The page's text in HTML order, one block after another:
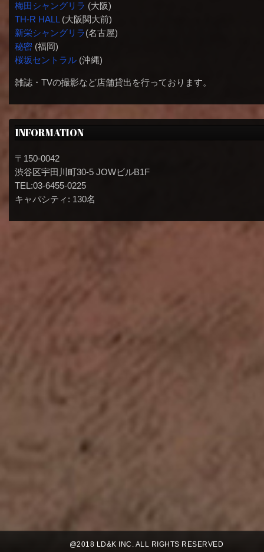
梅田シャングリラ (大阪)
TH-R HALL(大阪関大前)
新栄シャングリラ(名古屋)
秘密(福岡)
桜坂セントラル(沖縄)
雑誌・TVの撮影など店舗貸出を行っております。
INFORMATION
〒150-0042
渋谷区宇田川町30-5 JOWビルB1F
TEL:03-6455-0225
キャパシティ: 130名
@2018 LD&K INC. ALL RIGHTS RESERVED